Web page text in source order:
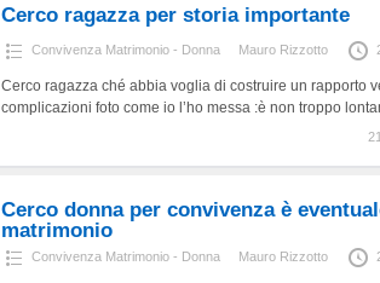
Cerco ragazza per storia importante
Convivenza Matrimonio - Donna Mauro Rizzotto
Cerco ragazza ché abbia voglia di costruire un rapporto
complicazioni foto come io l’ho messa :è non troppo
Cerco donna per convivenza è
matrimonio
Convivenza Matrimonio - Donna Mauro Rizzotto